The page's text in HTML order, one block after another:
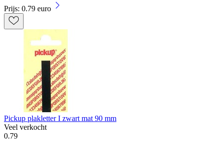
Prijs: 0.79 euro
Pickup plakletter I zwart mat 90 mm
Veel verkocht
0.79